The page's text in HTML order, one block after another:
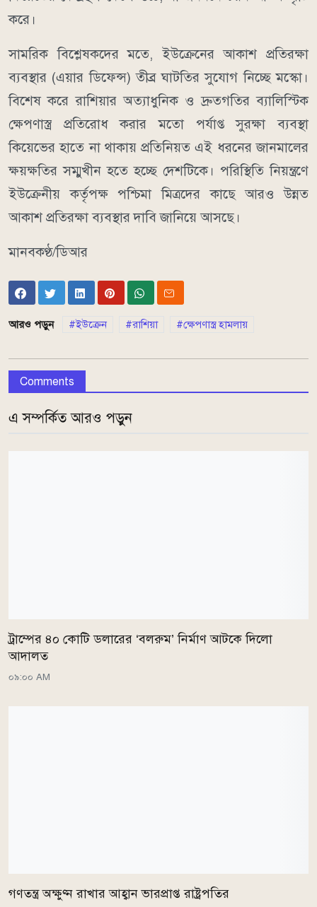
করে।
সামরিক বিশ্লেষকদের মতে, ইউক্রেনের আকাশ প্রতিরক্ষা
ব্যবস্থার (এয়ার ডিফেন্স) তীব্র ঘাটতির সুযোগ নিচ্ছে মস্কো।
বিশেষ করে রাশিয়ার অত্যাধুনিক ও দ্রুতগতির ব্যালিস্টিক
ক্ষেপণাস্ত্র প্রতিরোধ করার মতো পর্যাপ্ত সুরক্ষা ব্যবস্থা
কিয়েভের হাতে না থাকায় প্রতিনিয়ত এই ধরনের জানমালের
ক্ষয়ক্ষতির সম্মুখীন হতে হচ্ছে দেশটিকে। পরিস্থিতি নিয়ন্ত্রণে
ইউক্রেনীয় কর্তৃপক্ষ পশ্চিমা মিত্রদের কাছে আরও উন্নত
আকাশ প্রতিরক্ষা ব্যবস্থার দাবি জানিয়ে আসছে।
মানবকণ্ঠ/ডিআর
আরও পড়ুন ইউক্রেন রাশিয়া ক্ষেপণাস্ত্র হামলায়
Comments
এ সম্পর্কিত আরও পড়ুন
ট্রাম্পের ৪০ কোটি ডলারের ‘বলরুম’ নির্মাণ আটকে দিলো
আদালত
০৯:০০ AM
গণতন্ত্র অক্ষুণ্ন রাখার আহ্বান ভারপ্রাপ্ত রাষ্ট্রপতির